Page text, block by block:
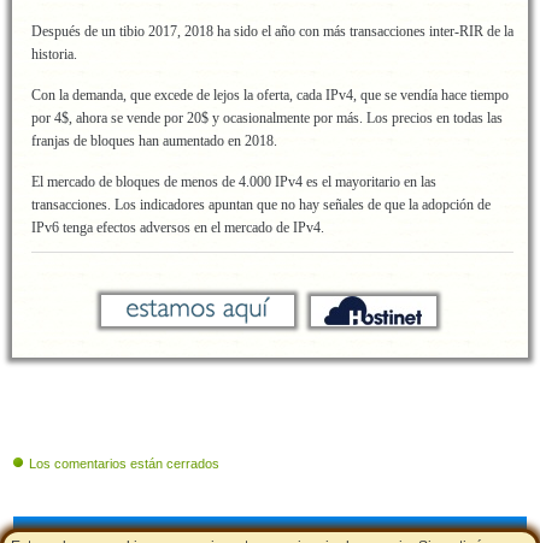
Después de un tibio 2017, 2018 ha sido el año con más transacciones inter-RIR de la
historia.
Con la demanda, que excede de lejos la oferta, cada IPv4, que se vendía hace tiempo
por 4$, ahora se vende por 20$ y ocasionalmente por más. Los precios en todas las
franjas de bloques han aumentado en 2018.
El mercado de bloques de menos de 4.000 IPv4 es el mayoritario en las
transacciones. Los indicadores apuntan que no hay señales de que la adopción de
IPv6 tenga efectos adversos en el mercado de IPv4.
Los comentarios están cerrados
Cupones de descuento Aviso Legal - Política de Cookies |LSSI